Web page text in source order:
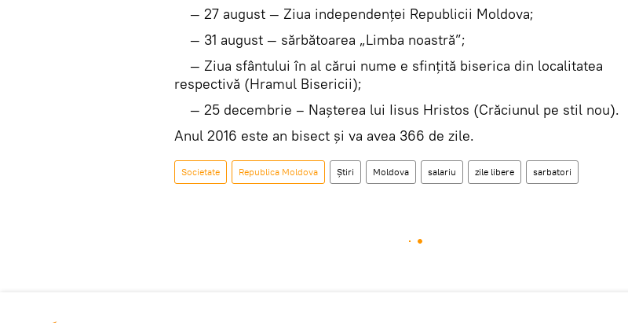
— 27 august — Ziua independenţei Republicii Moldova;
— 31 august — sărbătoarea „Limba noastră”;
— Ziua sfântului în al cărui nume e sfinţită biserica din localitatea
respectivă (Hramul Bisericii);
— 25 decembrie – Naşterea lui Iisus Hristos (Crăciunul pe stil nou).
Anul 2016 este an bisect şi va avea 366 de zile.
Societate Republica Moldova Știri Moldova salariu zile libere sarbatori